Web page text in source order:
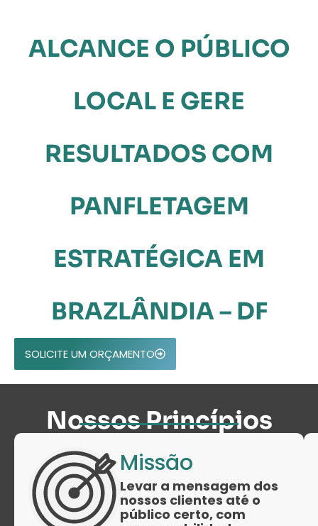
ALCANCE O PÚBLICO
LOCAL E GERE
RESULTADOS COM
PANFLETAGEM
ESTRATÉGICA EM
BRAZLÂNDIA – DF
SOLICITE UM ORÇAMENTO
Nossos Princípios
Missão
Levar a mensagem dos
nossos clientes até o
público certo, com